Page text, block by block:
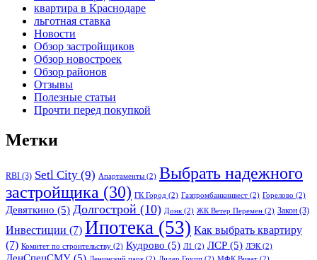
квартира в Краснодаре
льготная ставка
Новости
Обзор застройщиков
Обзор новостроек
Обзор районов
Отзывы
Полезные статьи
Прочти перед покупкой
Метки
RBI (3) Setl City (9) Апартаменты (2) Выбрать надежного
застройщика (30) ГК Город (2) Газпромбанкинвест (2) Горелово (2)
Девяткино (5) Долгострой (10) Донк (2) ЖК Ветер Перемен (2) Закон (3)
Инвестиции (7) Ипотека (53) Как выбрать квартиру
(7) Комитет по строительству (2) Кудрово (5) Л1 (2) ЛСР (5) ЛЭК (2)